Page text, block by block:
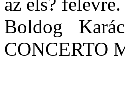
Boldog
CONCERTO